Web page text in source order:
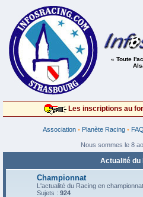
« Toute
Les inscriptions au
Association• Planète Racing• FAQ
Nous sommes le 8
Actualité du
Championnat
L'actualité du Racing en championnat
Sujets : 924